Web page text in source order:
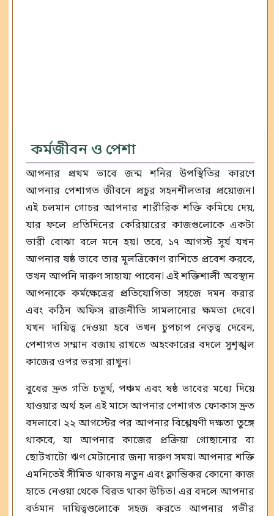
কর্মজীবন ও পেশা
আপনার প্রথম ভাবে জন্ম শনির উপস্থিতির কারণে
আপনার পেশাগত জীবনে প্রচুর সহনশীলতার প্রয়োজন।
এই চলমান গোচর আপনার শারীরিক শক্তি কমিয়ে দেয়,
যার ফলে প্রতিদিনের কেরিয়ারের কাজগুলোকে একটা
ভারী বোঝা বলে মনে হয়। তবে, ১৭ আগস্ট সূর্য যখন
আপনার ষষ্ঠ ভাবে তার মূলত্রিকোণ রাশিতে প্রবেশ করবে,
তখন আপনি দারুণ সাহায্য পাবেন। এই শক্তিশালী অবস্থান
আপনাকে কর্মক্ষেত্রের প্রতিযোগিতা সহজে দমন করার
এবং কঠিন অফিস রাজনীতি সামলানোর ক্ষমতা দেবে।
যখন দায়িত্ব দেওয়া হবে তখন চুপচাপ নেতৃত্ব দেবেন,
পেশাগত সম্মান বজায় রাখতে অহংকারের বদলে সুশৃঙ্খল
কাজের ওপর ভরসা রাখুন।
বুধের দ্রুত গতি চতুর্থ, পঞ্চম এবং ষষ্ঠ ভাবের মধ্যে দিয়ে
যাওয়ার অর্থ হল এই মাসে আপনার পেশাগত ফোকাস দ্রুত
বদলাবে। ২২ আগস্টের পর আপনার বিশ্লেষণী দক্ষতা তুঙ্গে
থাকবে, যা আপনার কাজের প্রক্রিয়া গোছানোর বা
ছোটখাটো ঋণ মেটানোর জন্য দারুণ সময়। আপনার শক্তি
এমনিতেই সীমিত থাকায় নতুন এবং ক্লান্তিকর কোনো কাজ
হাতে নেওয়া থেকে বিরত থাকা উচিত। এর বদলে আপনার
বর্তমান দায়িত্বগুলোকে সহজ করতে আপনার গভীর